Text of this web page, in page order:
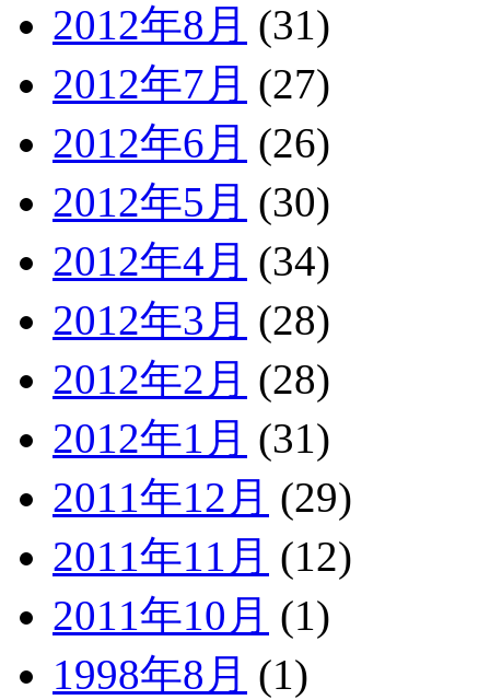
2012年8月 (31)
2012年7月 (27)
2012年6月 (26)
2012年5月 (30)
2012年4月 (34)
2012年3月 (28)
2012年2月 (28)
2012年1月 (31)
2011年12月 (29)
2011年11月 (12)
2011年10月 (1)
1998年8月 (1)